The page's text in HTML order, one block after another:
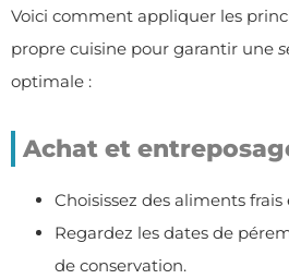
Voici comment appliquer les
propre cuisine pour garantir une
optimale :
Achat et
Choisissez des aliments
Regardez les dates de
de conservation.